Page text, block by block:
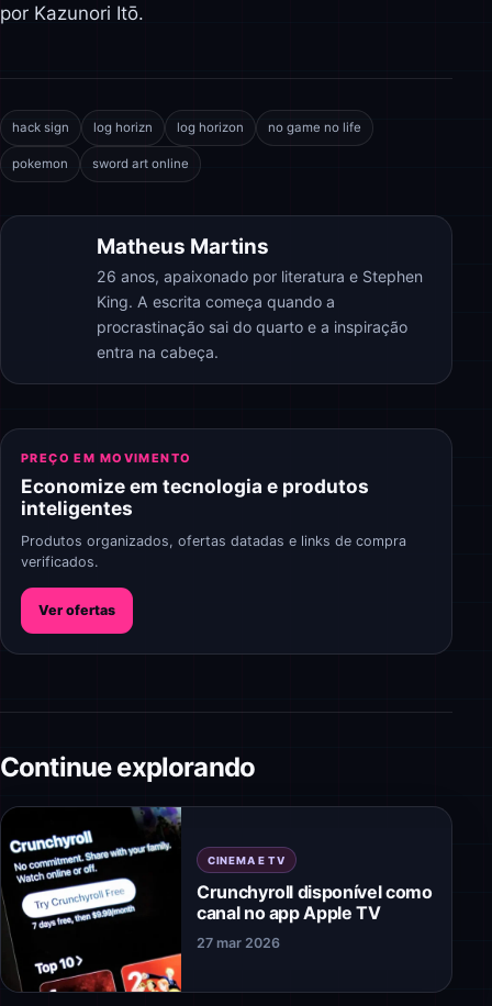
por Kazunori Itō.
hack sign log horizn log horizon no game no life
pokemon sword art online
Matheus Martins
26 anos, apaixonado por literatura e Stephen
King. A escrita começa quando a
procrastinação sai do quarto e a inspiração
entra na cabeça.
PREÇO EM MOVIMENTO
Economize em tecnologia e produtos
inteligentes
Produtos organizados, ofertas datadas e links de compra
verificados.
Ver ofertas
Continue explorando
CINEMA E TV
Crunchyroll disponível como
canal no app Apple TV
27 mar 2026